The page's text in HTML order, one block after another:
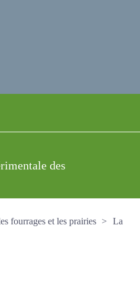
des
les fourrages et les prairies